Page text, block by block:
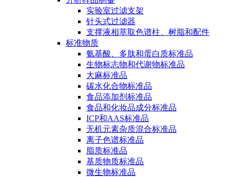
实验室过滤支架
针头式过滤器
支撑液相萃取色谱柱、树脂和配件
标准物质
氨基酸、多肽和蛋白质标准品
生物标志物和代谢物标准品
大麻标准品
碳水化合物标准品
食品添加剂标准品
食品和化妆品成分标准品
ICP和AAS标准品
无机元素杂质混合标准品
离子色谱标准品
脂质标准品
基质物质标准品
微生物标准品